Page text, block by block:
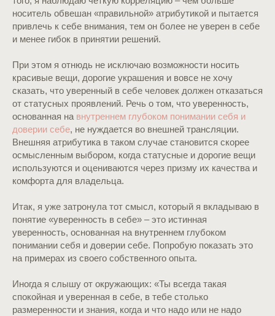
носитель обвешан «правильной» атрибутикой и пытается
привлечь к себе внимания, тем он более не уверен в себе
и менее гибок в принятии решений.
При этом я отнюдь не исключаю возможности носить
красивые вещи, дорогие украшения и вовсе не хочу
сказать, что уверенный в себе человек должен отказаться
от статусных проявлений. Речь о том, что уверенность,
основанная на внутреннем глубоком понимании себя и
доверии себе, не нуждается во внешней трансляции.
Внешняя атрибутика в таком случае становится скорее
осмысленным выбором, когда статусные и дорогие вещи
используются и оцениваются через призму их качества и
комфорта для владельца.
Итак, я уже затронула тот смысл, который я вкладываю в
понятие «уверенность в себе» – это истинная
уверенность, основанная на внутреннем глубоком
понимании себя и доверии себе. Попробую показать это
на примерах из своего собственного опыта.
Иногда я слышу от окружающих: «Ты всегда такая
спокойная и уверенная в себе, в тебе столько
размеренности и знания, когда и что надо или не надо